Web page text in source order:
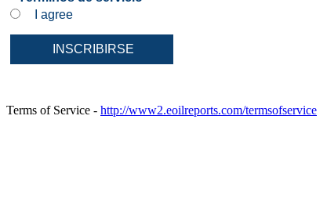
I agree
Terms of Service - http://www2.eoilreports.com/termsofservice